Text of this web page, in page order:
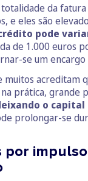
da
e eles são
pode
de 1.000 euros
se um
acreditam
na prática, grande
o
prolongar-se
por